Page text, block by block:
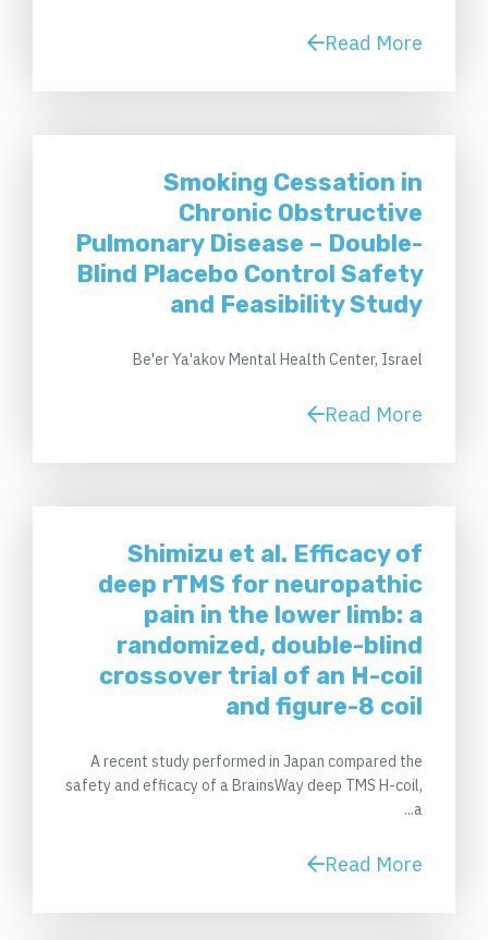
Read More
Smoking Cessation in
Chronic Obstructive
Pulmonary Disease – Double-
Blind Placebo Control Safety
and Feasibility Study
Be'er Ya'akov Mental Health Center, Israel
Read More
Shimizu et al. Efficacy of
deep rTMS for neuropathic
pain in the lower limb: a
randomized, double-blind
crossover trial of an H-coil
and figure-8 coil
A recent study performed in Japan compared the
safety and efficacy of a BrainsWay deep TMS H-coil,
a...
Read More